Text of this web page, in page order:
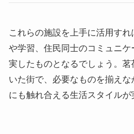
これらの施設を上手に活用す
や学習、住民同士のコミュニ
実したものとなるでしょう。
いた街で、必要なものを揃え
にも触れ合える生活スタイルが